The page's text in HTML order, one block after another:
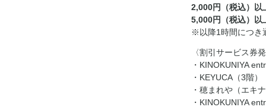
2,000円（税込）以
5,000円（税込）以
※以降1時間につき
〈割引サービス券
・KINOKUNIYA
・KEYUCA（3階）
・穂まれや（エキ
・KINOKUNIYA